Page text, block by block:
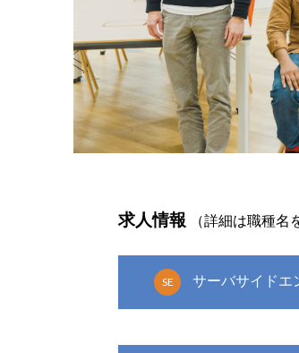
求人情報 （詳細は職種名
SE サーバサイドエ